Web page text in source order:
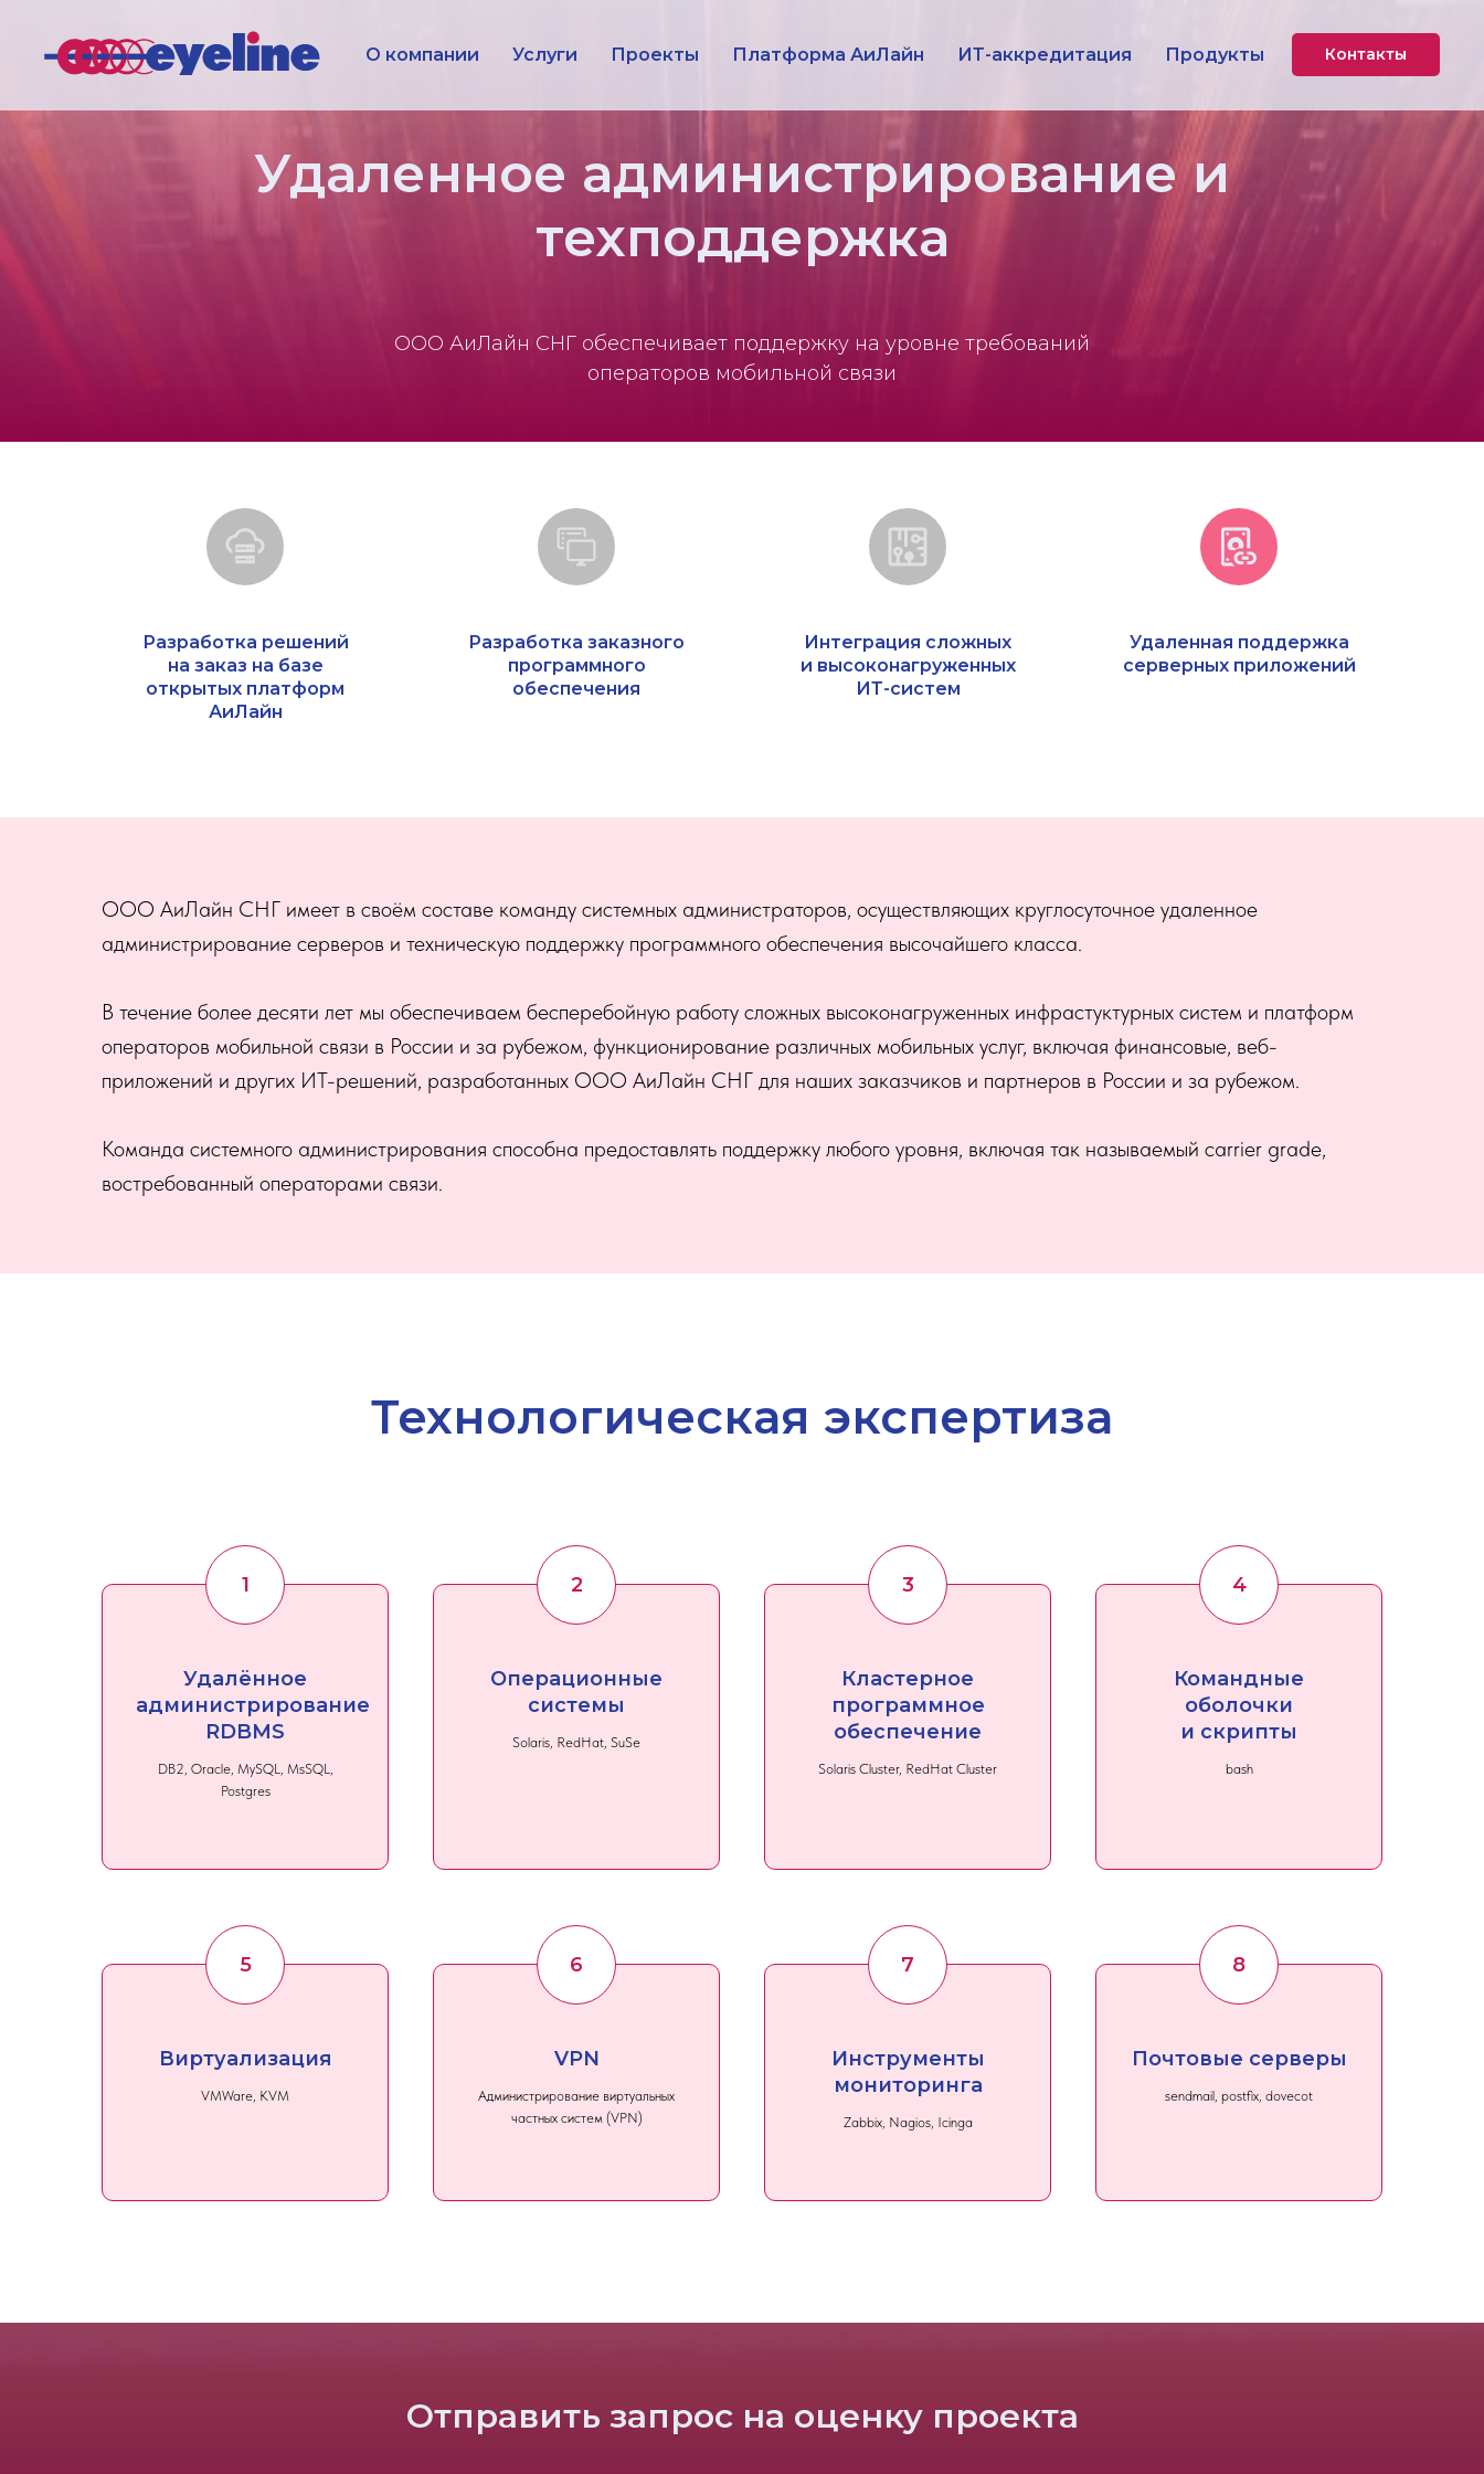
О компании Услуги Проекты Платформа АиЛайн ИТ-аккредитация Продукты Контакты
Удаленное администрирование и
техподдержка
ООО АиЛайн СНГ обеспечивает поддержку на уровне требований
операторов мобильной связи
Разработка решений
на заказ на базе
открытых платформ
АиЛайн
Разработка заказного
программного
обеспечения
Интеграция сложных
и высоконагруженных
ИТ-систем
Удаленная поддержка
серверных приложений
ООО АиЛайн СНГ имеет в своём составе команду системных администраторов, осуществляющих круглосуточное удаленное
администрирование серверов и техническую поддержку программного обеспечения высочайшего класса.
В течение более десяти лет мы обеспечиваем бесперебойную работу сложных высоконагруженных инфрастуктурных систем и платформ
операторов мобильной связи в России и за рубежом, функционирование различных мобильных услуг, включая финансовые, веб-
приложений и других ИТ-решений, разработанных ООО АиЛайн СНГ для наших заказчиков и партнеров в России и за рубежом.
Команда системного администрирования способна предоставлять поддержку любого уровня, включая так называемый carrier grade,
востребованный операторами связи.
Технологическая экспертиза
Удалённое
администрирование
RDBMS
DB2, Oracle, MySQL, MsSQL,
Postgres
Операционные
системы
Solaris, RedHat, SuSe
Кластерное
программное
обеспечение
Solaris Cluster, RedHat Cluster
Командные
оболочки
и скрипты
bash
Виртуализация
VMWare, KVM
VPN
Администрирование виртуальных
частных систем (VPN)
Инструменты
мониторинга
Zabbix, Nagios, Icinga
Почтовые серверы
sendmail, postfix, dovecot
Отправить запрос на оценку проекта